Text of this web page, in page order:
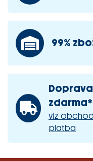
99%
Doprava
zdarma*
viz
platba